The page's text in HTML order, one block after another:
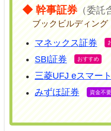
◆ 幹事証券（委託
ブックビルディング
マネックス証券
SBI証券
三菱UFJ eスマー
みずほ証券